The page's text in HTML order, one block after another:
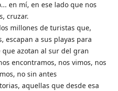
en mí, en ese lado que nos
cruzar.
millones de turistas que,
escapan a sus playas para
azotan al sur del gran
encontramos, nos vimos, nos
no sin antes
aquellas que desde esa